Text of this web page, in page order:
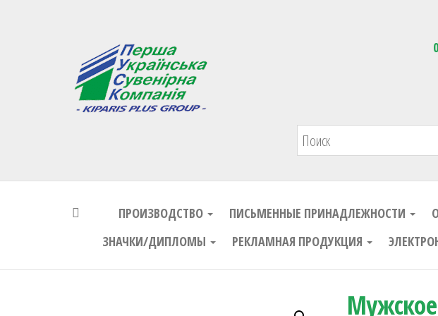
Первая Украинская Сувенирная Компания
ПРОИЗВОДСТВО ПИСЬМЕННЫЕ ПРИНАДЛЕЖНОСТИ
ЗНАЧКИ/ДИПЛОМЫ
РЕКЛАМНАЯ ПРОДУКЦИЯ